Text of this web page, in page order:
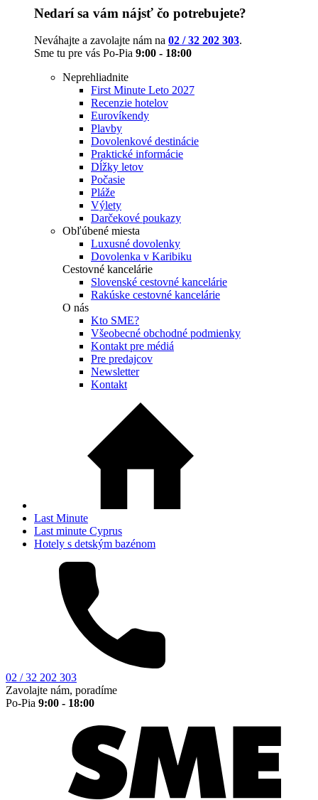
Nedarí sa vám nájsť čo potrebujete?
Neváhajte a zavolajte nám na 02 / 32 202 303.
Sme tu pre vás Po-Pia 9:00 - 18:00
Neprehliadnite
First Minute Leto 2027
Recenzie hotelov
Eurovíkendy
Plavby
Dovolenkové destinácie
Praktické informácie
Dĺžky letov
Počasie
Pláže
Výlety
Darčekové poukazy
Obľúbené miesta
Luxusné dovolenky
Dovolenka v Karibiku
Cestovné kancelárie
Slovenské cestovné kancelárie
Rakúske cestovné kancelárie
O nás
Kto SME?
Všeobecné obchodné podmienky
Kontakt pre médiá
Pre predajcov
Newsletter
Kontakt
Last Minute
Last minute Cyprus
Hotely s detským bazénom
02 / 32 202 303
Zavolajte nám, poradíme
Po-Pia 9:00 - 18:00